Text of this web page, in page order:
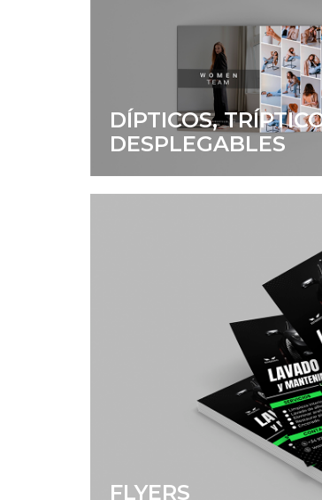
DÍPTICOS,
DESPLEGABLES
FLYERS